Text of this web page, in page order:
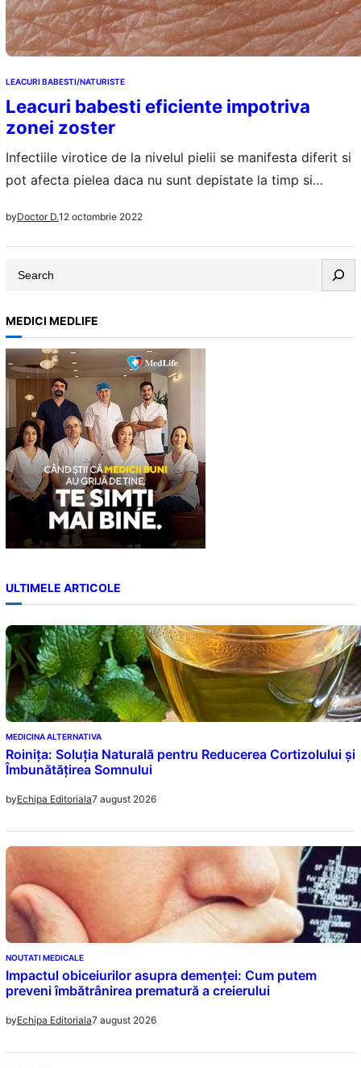
LEACURI BABESTI/NATURISTE
Leacuri babesti eficiente impotriva
zonei zoster
Infectiile virotice de la nivelul pielii se manifesta diferit si
pot afecta pielea daca nu sunt depistate la timp si
virotica a terminatiilor nervoase care ataca si pielea este
zona zoster. Zona zoster apare dupa ce virusul care
provoaca varicela reuseste sa intre in corp si sa ne…
byDoctor D.12 octombrie 2022
a
r
c
h
MEDICI MEDLIFE
ULTIMELE ARTICOLE
MEDICINA ALTERNATIVA
Roinița: Soluția Naturală pentru Reducerea Cortizolului și
Îmbunătățirea Somnului
byEchipa Editoriala7 august 2026
NOUTATI MEDICALE
Impactul obiceiurilor asupra demenței: Cum putem
preveni îmbătrânirea prematură a creierului
byEchipa Editoriala7 august 2026